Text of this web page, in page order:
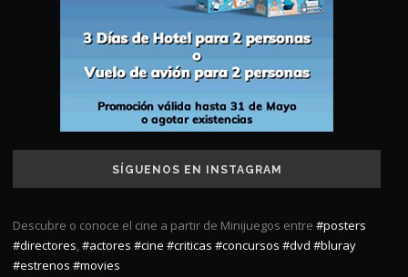
SÍGUENOS EN INSTAGRAM
Descubre o conoce el cine a partir de Minijuegos entre #posters
#directores,#actores #cine #criticas #concursos #dvd #bluray
#estrenos #movies